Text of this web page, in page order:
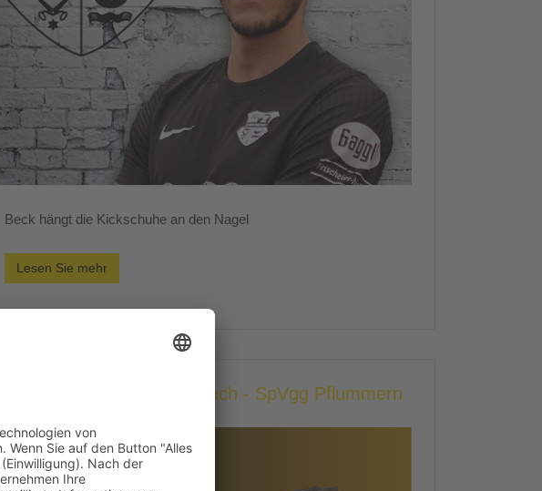
Beck hängt die Kickschuhe an den Nagel
Lesen Sie mehr
SG Scheer/Ennetach - SpVgg Pflummern